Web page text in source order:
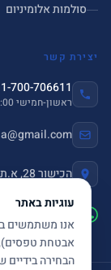
עוגיות באתר
אנו משתמשים
אבטחת טפסים),
הבחירה בידיים
סולמות אלומיניום
יצירת קשר
1-700-706611
ראשון-חמישי 07:00-17:00
הכישור 28, א.ת. גן יבנה